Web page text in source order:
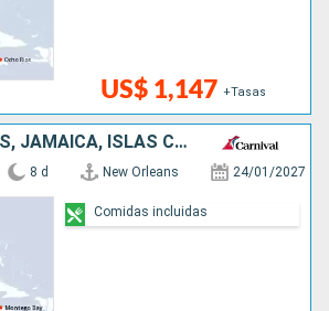
US$ 1,147 +Tasas
ESTADOS UNIDOS, JAMAICA, ISLAS CAIMÁN, MÉXICO
8 d New Orleans 24/01/2027
Comidas incluidas